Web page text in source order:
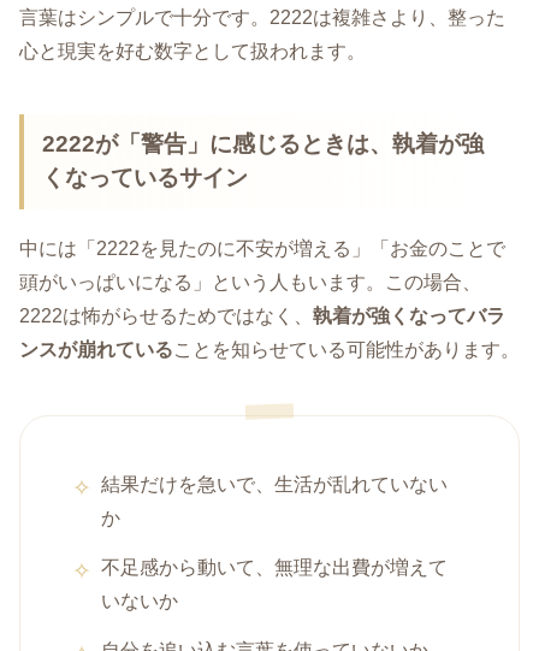
言葉はシンプルで十分です。2222は複雑さより、整った
心と現実を好む数字として扱われます。
2222が「警告」に感じるときは、執着が強
くなっているサイン
中には「2222を見たのに不安が増える」「お金のことで
頭がいっぱいになる」という人もいます。この場合、
2222は怖がらせるためではなく、 執着が強くなってバラ
ンスが崩れていることを知らせている可能性があります。
結果だけを急いで、生活が乱れていない
か
不足感から動いて、無理な出費が増えて
いないか